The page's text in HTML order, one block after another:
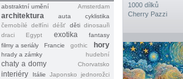
abstraktní umění Amsterdam
architektura auta
cyklistika
černobílé
delfíni déšť děti dinosauři
draci
Egypt exotika
fantasy
filmy a seriály
Francie gothic hory
hrady a zámky hudební
chaty a domy Chorvatsko
interiéry Itálie Japonsko
jednorožci
1000 dílků
Cherry Pazzi